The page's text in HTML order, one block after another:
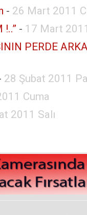
- 26 Mart 2011
- 17 Mart
PERDE
28 Şubat 2011
Cuma
2011 Salı